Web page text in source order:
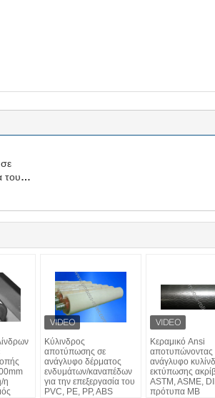
του
η
Κύλινδρος
αποτύπωσης σε
ανάγλυφο δέρματος
ενδυμάτων/καναπέδων
για την επεξεργασία του
PVC, PE, PP, ABS
Κεραμικό Ansi
αποτυπώνοντας
ανάγλυφο
εκτύπωσης
ASTM, ASME,
πρότυπα ΜΒ